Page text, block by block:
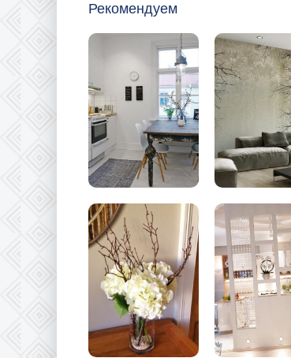
Рекомендуем